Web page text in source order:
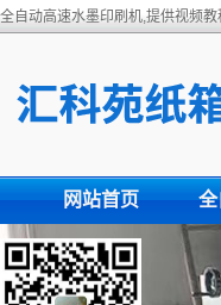
全自动高速水墨印刷机,提供视频教
网站首页 全